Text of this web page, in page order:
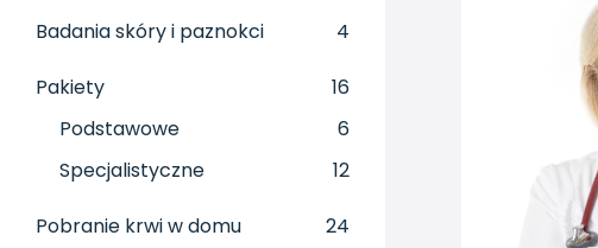
Badania skóry i paznokci 4
Pakiety
16
Podstawowe
6
Specjalistyczne
12
Pobranie krwi w domu 24